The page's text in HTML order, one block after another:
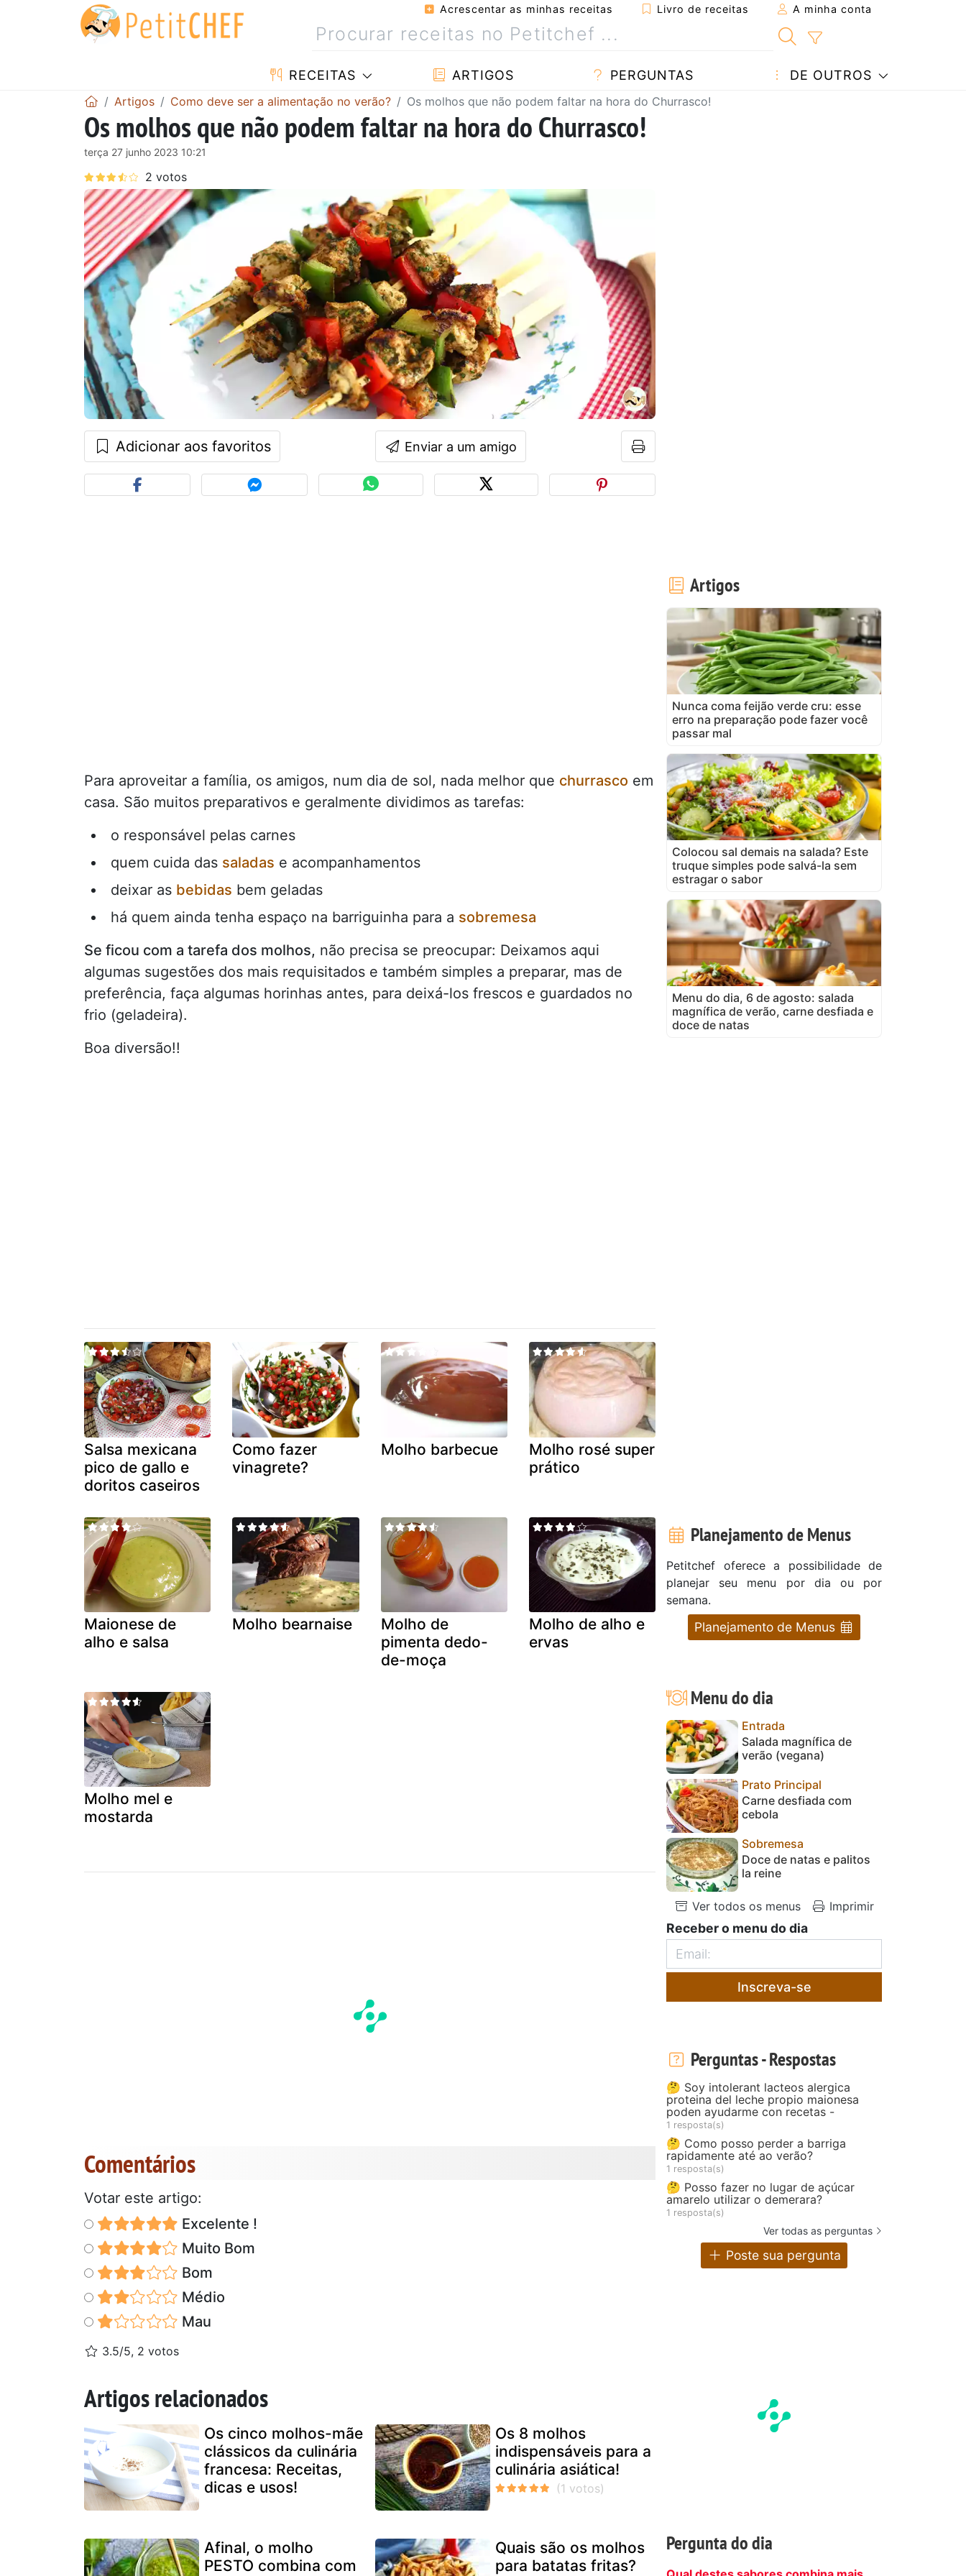
Acrescentar as minhas receitas Livro de receitas A minha conta
RECEITAS ARTIGOS PERGUNTAS DE OUTROS
Artigos Como deve ser a alimentação no verão? Os molhos que não podem faltar na hora do Churrasco!
Os molhos que não podem faltar na hora do Churrasco!
terça 27 junho 2023 10:21
Adicionar aos favoritos Enviar a um amigo
Para aproveitar a família, os amigos, num dia de sol, nada melhor que churrasco em
casa. São muitos preparativos e geralmente dividimos as tarefas:
o responsável pelas carnes
quem cuida das saladas e acompanhamentos
deixar as bebidas bem geladas
há quem ainda tenha espaço na barriguinha para a sobremesa
Se ficou com a tarefa dos molhos, não precisa se preocupar: Deixamos aqui
algumas sugestões dos mais requisitados e também simples a preparar, mas de
preferência, faça algumas horinhas antes, para deixá-los frescos e guardados no
frio (geladeira).
Boa diversão!!
Salsa mexicana
pico de gallo e
doritos caseiros
Como fazer
vinagrete?
Molho barbecue
Molho rosé super
prático
Maionese de
alho e salsa
Molho bearnaise
Molho de
pimenta dedo-
de-moça
Molho de alho e
ervas
Molho mel e
mostarda
Comentários
Votar este artigo:
Excelente !
Muito Bom
Bom
Médio
Mau
3.5/5, 2 votos
Artigos relacionados
Os cinco molhos-mãe
clássicos da culinária
francesa: Receitas,
dicas e usos!
Os 8 molhos
indispensáveis para a
culinária asiática!
Afinal, o molho
PESTO combina com
Quais são os molhos
para batatas fritas?
Artigos
Nunca coma feijão verde cru: esse
erro na preparação pode fazer você
passar mal
Colocou sal demais na salada? Este
truque simples pode salvá-la sem
estragar o sabor
Menu do dia, 6 de agosto: salada
magnífica de verão, carne desfiada e
doce de natas
Planejamento de Menus
Petitchef oferece a possibilidade de
planejar seu menu por dia ou por
semana.
Planejamento de Menus
Menu do dia
Entrada
Salada magnífica de
verão (vegana)
Prato Principal
Carne desfiada com
cebola
Sobremesa
Doce de natas e palitos
la reine
Ver todos os menus Imprimir
Receber o menu do dia
Inscreva-se
Perguntas - Respostas
🤔 Soy intolerant lacteos alergica
proteina del leche propio maionesa
poden ayudarme con recetas -
1 resposta(s)
🤔 Como posso perder a barriga
rapidamente até ao verão?
1 resposta(s)
🤔 Posso fazer no lugar de açúcar
amarelo utilizar o demerara?
1 resposta(s)
Ver todas as perguntas
Poste sua pergunta
Pergunta do dia